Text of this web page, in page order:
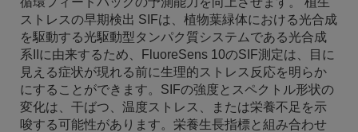
ストレスの早期検出 SIFは、植物葉緑体における光合成
を駆動する光駆動型タンパク質システムである光合成
系IIに由来するため、FluoreSens 10のSIF測定は、目に
見える症状が現れる前に生理的ストレス反応を明らか
にすることができます。SIFの強度とスペクトル形状の
変化は、干ばつ、温度ストレス、または栄養不足を示
唆する可能性があります。栄養生長指標と組み合わせ